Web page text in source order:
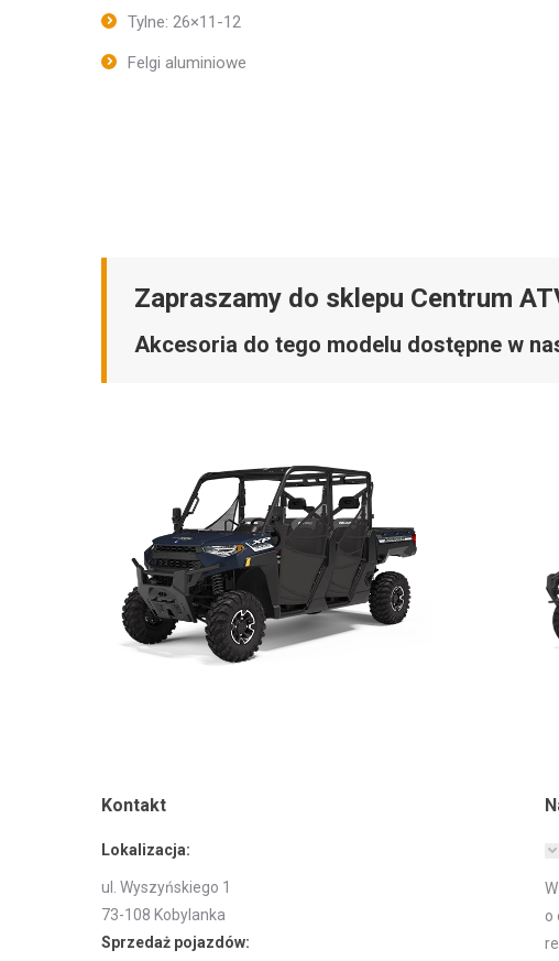
Tylne: 26×11-12
Felgi aluminiowe
Zapraszamy do sklepu Centrum
Akcesoria do tego modelu dostępne w
Kontakt
Lokalizacja:
ul. Wyszyńskiego 1
73-108 Kobylanka
Sprzedaż pojazdów:
o